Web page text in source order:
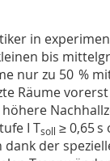
in
bis
nur zu 50 %
Räume
I Tsoll ≥ 0,65
der